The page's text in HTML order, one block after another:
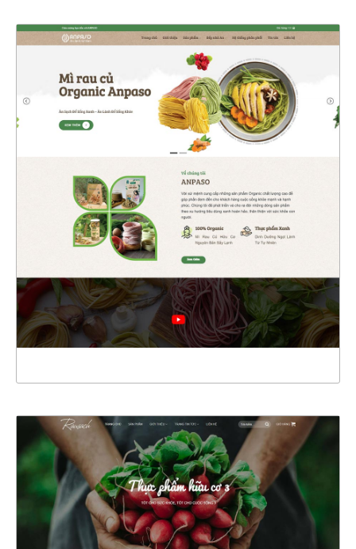
47491
CHI TIẾT
XEM THỰC TẾ